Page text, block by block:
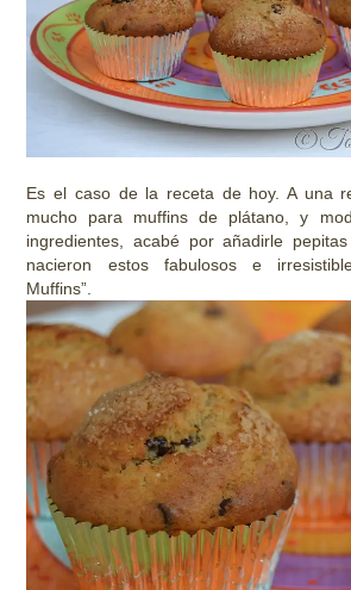
Es el caso de la receta de hoy. A una
mucho para muffins de plátano, y
ingredientes, acabé por añadirle
nacieron estos fabulosos e
Muffins”.